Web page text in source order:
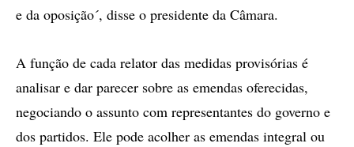
e da oposição´, disse o presidente da Câmara.
A função de cada relator das medidas provisórias é
analisar e dar parecer sobre as emendas oferecidas,
negociando o assunto com representantes do governo e
dos partidos. Ele pode acolher as emendas integral ou